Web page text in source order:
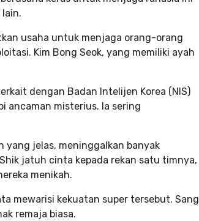
usaha untuk menjaga orang-orang
Kim Bong Seok, yang memiliki ayah
dengan Badan Intelijen Korea (NIS)
ancaman misterius. Ia sering
jelas, meninggalkan banyak
jatuh cinta kepada rekan satu timnya,
menikah.
mewarisi kekuatan super tersebut. Sang
remaja biasa.